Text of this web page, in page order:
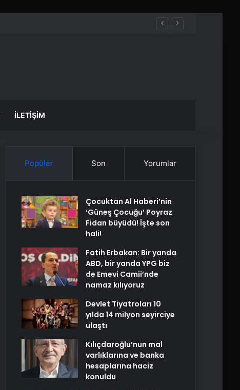
İLETIŞIM
Popüler Son Yorumlar
Çocuktan Al Haberi’nin
‘Güneş Çocuğu’ Poyraz
Fidan büyüdü! İşte son
hali!
Fatih Erbakan: Bir yanda
ABD, bir yanda YPG biz
de Emevi Camii’nde
namaz kılıyoruz
Devlet Tiyatroları 10
yılda 14 milyon seyirciye
ulaştı
Kılıçdaroğlu’nun mal
varlıklarına ve banka
hesaplarına haciz
konuldu